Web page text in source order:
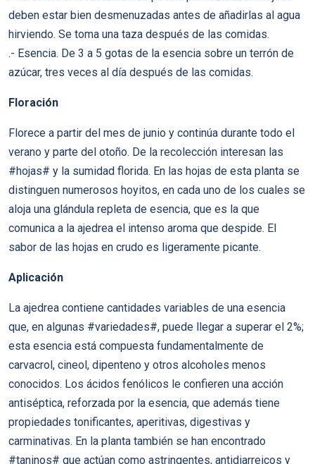
deben estar bien desmenuzadas antes de añadirlas al agua
hirviendo. Se toma una taza después de las comidas.
.- Esencia. De 3 a 5 gotas de la esencia sobre un terrón de
azúcar, tres veces al día después de las comidas.
Floración
Florece a partir del mes de junio y continúa durante todo el
verano y parte del otoño. De la recolección interesan las
#hojas# y la sumidad florida. En las hojas de esta planta se
distinguen numerosos hoyitos, en cada uno de los cuales se
aloja una glándula repleta de esencia, que es la que
comunica a la ajedrea el intenso aroma que despide. El
sabor de las hojas en crudo es ligeramente picante.
Aplicación
La ajedrea contiene cantidades variables de una esencia
que, en algunas #variedades#, puede llegar a superar el 2%;
esta esencia está compuesta fundamentalmente de
carvacrol, cineol, dipenteno y otros alcoholes menos
conocidos. Los ácidos fenólicos le confieren una acción
antiséptica, reforzada por la esencia, que además tiene
propiedades tonificantes, aperitivas, digestivas y
carminativas. En la planta también se han encontrado
#taninos# que actúan como astringentes, antidiarreicos y